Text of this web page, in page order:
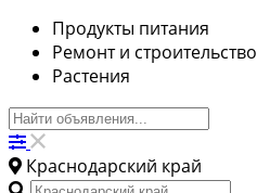
Продукты питания
Ремонт и строительство
Растения
Краснодарский край